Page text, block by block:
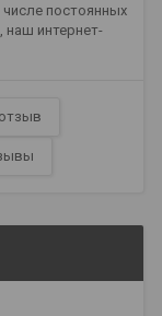
постоянных
наш интернет-